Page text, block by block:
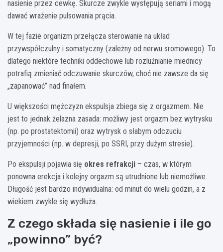
nasienie przez cewkę. Skurcze zwykle występują seriami i mogą
dawać wrażenie pulsowania prącia.
W tej fazie organizm przełącza sterowanie na układ
przywspółczulny i somatyczny (zależny od nerwu sromowego). To
dlatego niektóre techniki oddechowe lub rozluźnianie miednicy
potrafią zmieniać odczuwanie skurczów, choć nie zawsze da się
„zapanować” nad finałem.
U większości mężczyzn ekspulsja zbiega się z orgazmem. Nie
jest to jednak żelazna zasada: możliwy jest orgazm bez wytrysku
(np. po prostatektomii) oraz wytrysk o słabym odczuciu
przyjemności (np. w depresji, po SSRI, przy dużym stresie).
Po ekspulsji pojawia się okres refrakcji – czas, w którym
ponowna erekcja i kolejny orgazm są utrudnione lub niemożliwe.
Długość jest bardzo indywidualna: od minut do wielu godzin, a z
wiekiem zwykle się wydłuża.
Z czego składa się nasienie i ile go
„powinno” być?